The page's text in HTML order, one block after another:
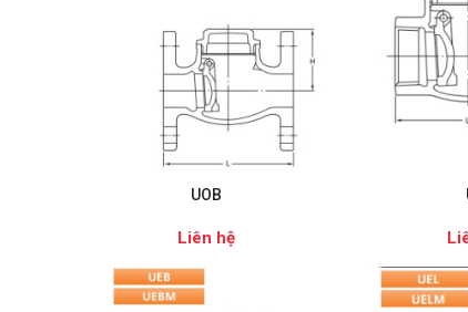
UOB
Liên hệ